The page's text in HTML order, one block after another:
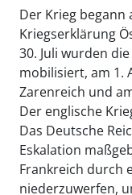
Der Krieg begann
Kriegserklärung
30. Juli wurden
mobilisiert, am 1.
Zarenreich und
Der englische
Das Deutsche
Eskalation
Frankreich durch
niederzuwerfen,